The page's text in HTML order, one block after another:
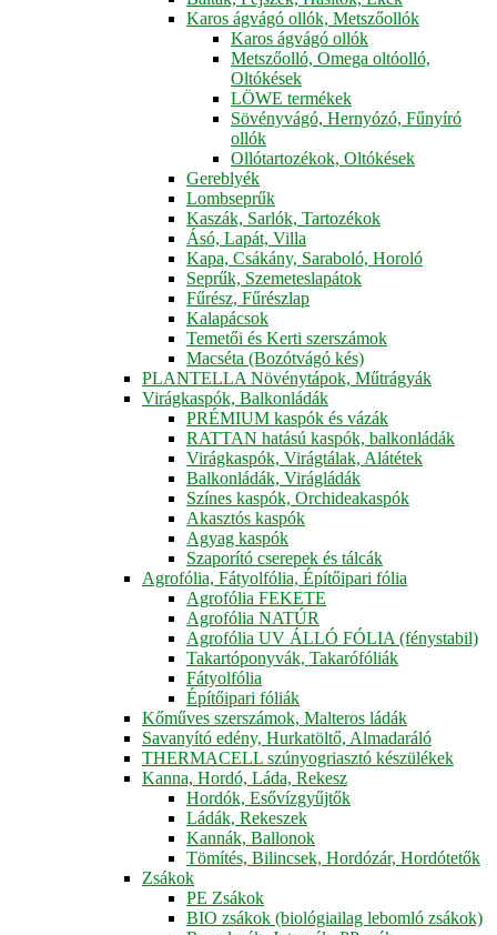
Karos ágvágó ollók, Metszőollók
Karos ágvágó ollók
Metszőolló, Omega oltóolló,
Oltókések
LÖWE termékek
Sövényvágó, Hernyózó, Fűnyíró
ollók
Ollótartozékok, Oltókések
Gereblyék
Lombseprűk
Kaszák, Sarlók, Tartozékok
Ásó, Lapát, Villa
Kapa, Csákány, Saraboló, Horoló
Seprűk, Szemeteslapátok
Fűrész, Fűrészlap
Kalapácsok
Temetői és Kerti szerszámok
Macséta (Bozótvágó kés)
PLANTELLA Növénytápok, Műtrágyák
Virágkaspók, Balkonládák
PRÉMIUM kaspók és vázák
RATTAN hatású kaspók, balkonládák
Virágkaspók, Virágtálak, Alátétek
Balkonládák, Virágládák
Színes kaspók, Orchideakaspók
Akasztós kaspók
Agyag kaspók
Szaporító cserepek és tálcák
Agrofólia, Fátyolfólia, Építőipari fólia
Agrofólia FEKETE
Agrofólia NATÚR
Agrofólia UV ÁLLÓ FÓLIA (fénystabil)
Takartóponyvák, Takarófóliák
Fátyolfólia
Építőipari fóliák
Kőműves szerszámok, Malteros ládák
Savanyító edény, Hurkatöltő, Almadaráló
THERMACELL szúnyogriasztó készülékek
Kanna, Hordó, Láda, Rekesz
Hordók, Esővízgyűjtők
Ládák, Rekeszek
Kannák, Ballonok
Tömítés, Bilincsek, Hordózár, Hordótetők
Zsákok
PE Zsákok
BIO zsákok (biológiailag lebomló zsákok)